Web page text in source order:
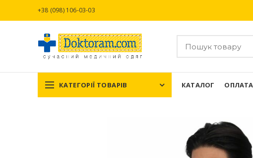
+38 (098) 106-03-03
КАТЕГОРІЇ ТОВАРІВ КАТАЛОГ